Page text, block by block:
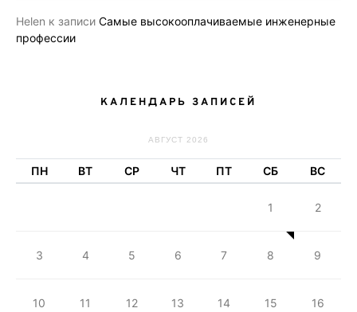
Helen к записи Самые высокооплачиваемые инженерные
профессии
КАЛЕНДАРЬ ЗАПИСЕЙ
АВГУСТ 2026
ПН ВТ СР ЧТ ПТ СБ ВС
1 2
3 4 5 6 7 8 9
10 11 12 13 14 15 16